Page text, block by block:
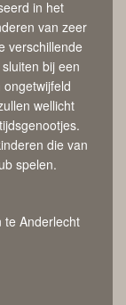
in het
van zeer
verschillende
bij een
wellicht
die van
spelen.
te Anderlecht